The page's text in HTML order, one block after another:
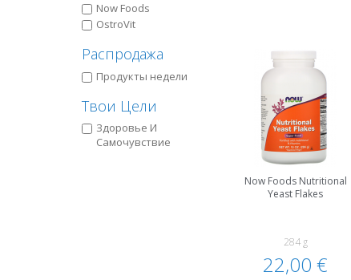
Now Foods
OstroVit
Распродажа
Продукты недели
Твои Цели
Здоровье И
Самочувствие
Now Foods Nutritional
Yeast Flakes
284 g
22,00 €